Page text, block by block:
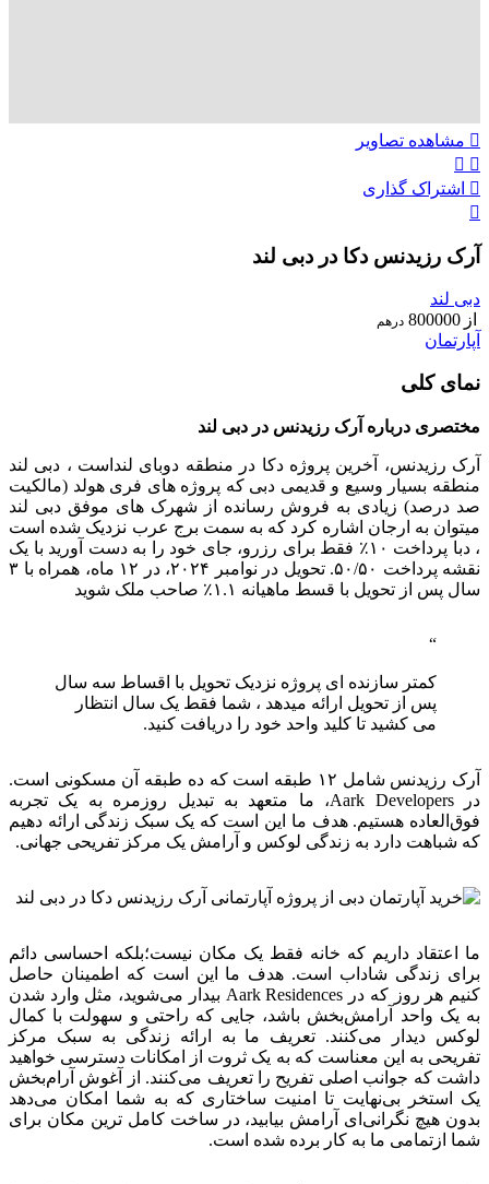
مشاهده تصاویر
اشتراک گذاری
آرک رزیدنس دکا در دبی لند
دبی لند
از 800000 درهم
آپارتمان
نمای کلی
مختصری درباره آرک رزیدنس در دبی لند
آرک رزیدنس، آخرین پروژه دکا در منطقه دوبای لنداست ، دبی لند
منطقه بسیار وسیع و قدیمی دبی که پروژه های فری هولد (مالکیت
صد درصد) زیادی به فروش رسانده از شهرک های موفق دبی لند
میتوان به ارجان اشاره کرد که به سمت برج عرب نزدیک شده است
، دبا پرداخت ۱۰٪ فقط برای رزرو، جای خود را به دست آورید با یک
نقشه پرداخت ۵۰/۵۰. تحویل در نوامبر ۲۰۲۴، در ۱۲ ماه، همراه با ۳
سال پس از تحویل با قسط ماهیانه ۱.۱٪ صاحب ملک شوید
کمتر سازنده ای پروژه نزدیک تحویل با اقساط سه سال
پس از تحویل ارائه میدهد ، شما فقط یک سال انتظار
می کشید تا کلید واحد خود را دریافت کنید.
آرک رزیدنس شامل ۱۲ طبقه است که ده طبقه آن مسکونی است.
در Aark Developers، ما متعهد به تبدیل روزمره به یک تجربه
فوق‌العاده هستیم. هدف ما این است که یک سبک زندگی ارائه دهیم
که شباهت دارد به زندگی لوکس و آرامش یک مرکز تفریحی جهانی.
ما اعتقاد داریم که خانه فقط یک مکان نیست؛بلکه احساسی دائم
برای زندگی شاداب است. هدف ما این است که اطمینان حاصل
کنیم هر روز که در Aark Residences بیدار می‌شوید، مثل وارد شدن
به یک واحد آرامش‌بخش باشد، جایی که راحتی و سهولت با کمال
لوکس دیدار می‌کنند. تعریف ما به ارائه زندگی به سبک مرکز
تفریحی به این معناست که به یک ثروت از امکانات دسترسی خواهید
داشت که جوانب اصلی تفریح را تعریف می‌کنند. از آغوش آرام‌بخش
یک استخر بی‌نهایت تا امنیت ساختاری که به شما امکان می‌دهد
بدون هیچ نگرانی‌ای آرامش بیابید، در ساخت کامل ترین مکان برای
شما ازتمامی ما به کار برده شده است.